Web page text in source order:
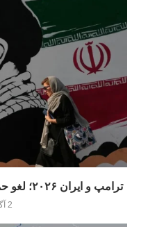
ترامپ و ایران ۲۰۲۶؛ لغو حمله، امیدها به توافق را افزایش داد
2 آگوست 2026